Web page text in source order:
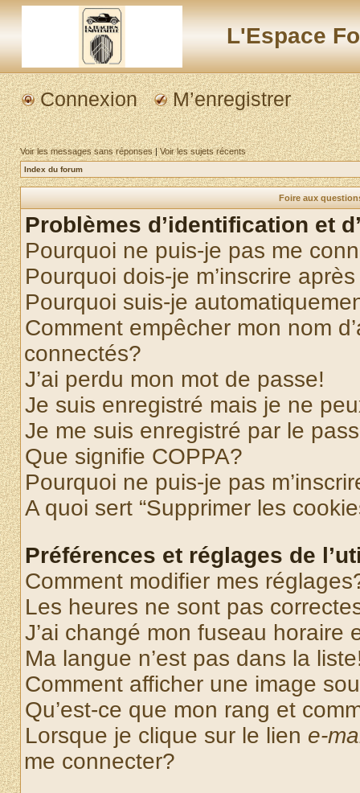
L'Espace
Connexion M’enregistrer
Voir les messages sans réponses|Voir les sujets récents
Index du forum
Foire aux
Problèmes d’identification et
Pourquoi ne puis-je pas me
Pourquoi dois-je m’inscrire
Pourquoi suis-je
Comment empêcher mon nom
connectés?
J’ai perdu mon mot de passe!
Je suis enregistré mais je ne
Je me suis enregistré par le
Que signifie COPPA?
Pourquoi ne puis-je pas
A quoi sert “Supprimer les
Préférences et réglages de
Comment modifier mes
Les heures ne sont pas
J’ai changé mon fuseau horaire
Ma langue n’est pas dans la
Comment afficher une image
Qu’est-ce que mon rang et
Lorsque je clique sur le lien e-
me connecter?